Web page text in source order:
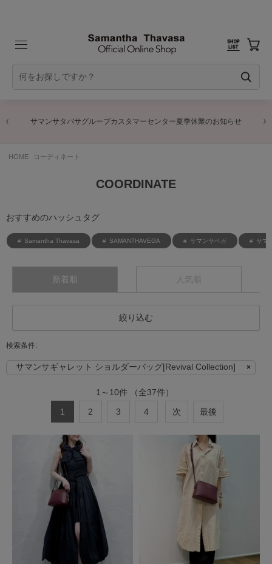
サマンサタバサグループカスタマーセンター夏季休業のお知らせ
HOME コーディネート
COORDINATE
おすすめのハッシュタグ
Samantha Thavasa SAMANTHAVEGA サマンサベガ サマ
新着順 人気順
絞り込む
サマンサギャレット ショルダーバッグ[Revival Collection]
1 ～ 10件 （全37件）
1
2 3 4 次 最後